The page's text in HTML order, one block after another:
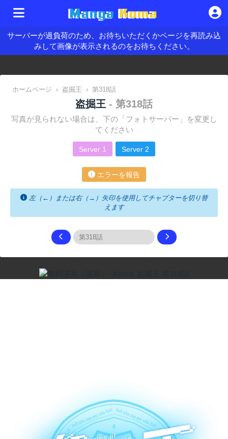
サーバーが過負荷のため、お待ちいただくかページを再読み込
みして画像が表示されるのをお待ちください。
ホームページ › 盗掘王 › 第318話
盗掘王 - 第318話
写真が見られない場合は、下の「フォトサーバー」を変更し
てください
Server 1 Server 2
エラーを報告
左（←）または右（→）矢印を使用してチャプターを切り替
えます